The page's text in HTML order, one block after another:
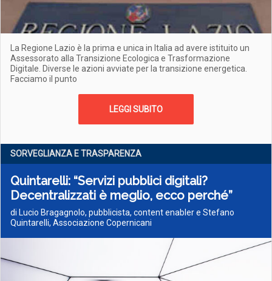
La Regione Lazio è la prima e unica in Italia ad avere istituito un
Assessorato alla Transizione Ecologica e Trasformazione
Digitale. Diverse le azioni avviate per la transizione energetica.
Facciamo il punto
LEGGI SUBITO
SORVEGLIANZA E TRASPARENZA
Quintarelli: “Servizi pubblici digitali?
Decentralizzati è meglio, ecco perché”
di Lucio Bragagnolo, pubblicista, content enabler e Stefano
Quintarelli, Associazione Copernicani